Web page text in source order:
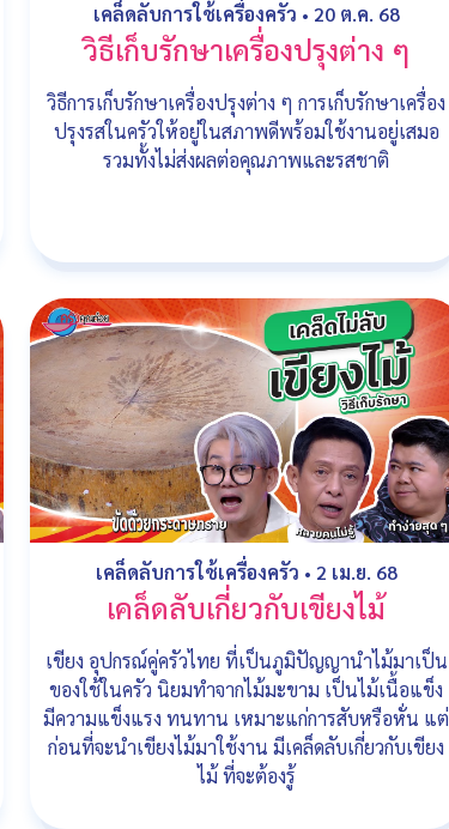
เคล็ดลับการใช้เครื่องครัว • 20 ต.ค. 68
วิธีเก็บรักษาเครื่องปรุงต่าง ๆ
วิธีการเก็บรักษาเครื่องปรุงต่าง ๆ การเก็บรักษาเครื่อง
ปรุงรสในครัวให้อยู่ในสภาพดีพร้อมใช้งานอยู่เสมอ
รวมทั้งไม่ส่งผลต่อคุณภาพและรสชาติ
เคล็ดลับการใช้เครื่องครัว • 2 เม.ย. 68
เคล็ดลับเกี่ยวกับเขียงไม้
เขียง อุปกรณ์คู่ครัวไทย ที่เป็นภูมิปัญญานำไม้มาเป็น
ของใช้ในครัว นิยมทำจากไม้มะขาม เป็นไม้เนื้อแข็ง
มีความแข็งแรง ทนทาน เหมาะแก่การสับหรือหั่น แต่
ก่อนที่จะนำเขียงไม้มาใช้งาน มีเคล็ดลับเกี่ยวกับเขียง
ไม้ ที่จะต้องรู้